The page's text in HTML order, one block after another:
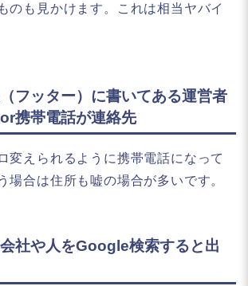
のも見かけます。これは相当ヤバイ
フッター）に書いてある運営者
携帯電話が連絡先
変えられるように携帯電話になって
場合は住所も嘘の場合が多いです。
社や人をGoogle検索すると出